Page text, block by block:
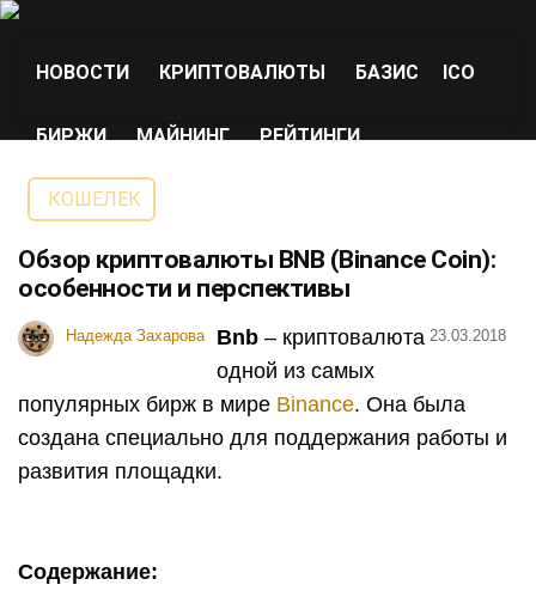
НОВОСТИ КРИПТОВАЛЮТЫ БАЗИС ICO
БИРЖИ МАЙНИНГ РЕЙТИНГИ
КОШЕЛЕК
Обзор криптовалюты BNB (Binance Coin):
особенности и перспективы
Надежда Захарова 23.03.2018
Bnb – криптовалюта
одной из самых
популярных бирж в мире Binance. Она была
создана специально для поддержания работы и
развития площадки.
Содержание: